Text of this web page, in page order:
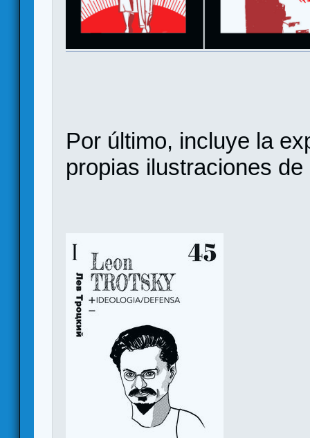
Por último, incluye la
propias ilustraciones